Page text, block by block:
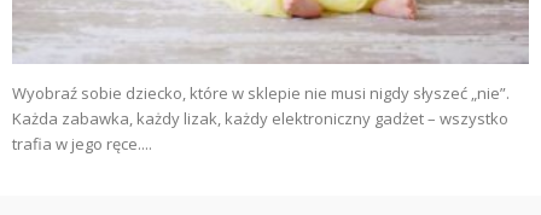
Wyobraź sobie dziecko, które w sklepie nie musi nigdy słyszeć „nie”.
Każda zabawka, każdy lizak, każdy elektroniczny gadżet – wszystko
trafia w jego ręce....